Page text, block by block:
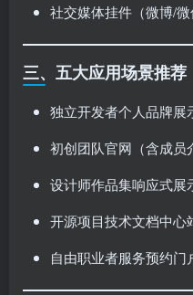
社交媒体挂件（微博/微
三、五大应用场景推荐
独立开发者个人品牌展
初创团队官网（含成员
设计师作品集响应式展
开源项目技术文档中心
自由职业者服务预约门